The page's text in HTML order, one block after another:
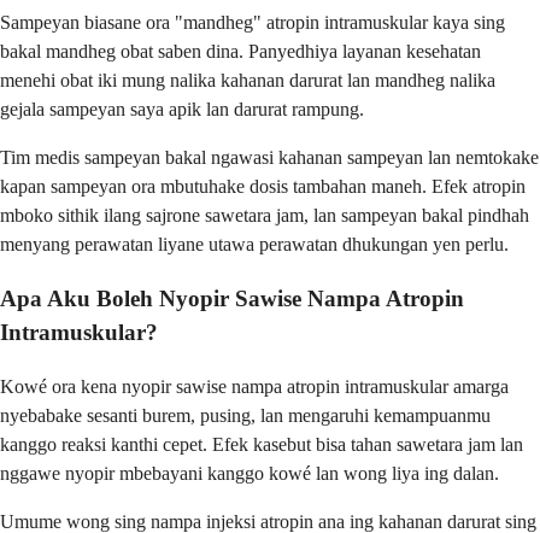
Sampeyan biasane ora "mandheg" atropin intramuskular kaya sing
bakal mandheg obat saben dina. Panyedhiya layanan kesehatan
menehi obat iki mung nalika kahanan darurat lan mandheg nalika
gejala sampeyan saya apik lan darurat rampung.
Tim medis sampeyan bakal ngawasi kahanan sampeyan lan nemtokake
kapan sampeyan ora mbutuhake dosis tambahan maneh. Efek atropin
mboko sithik ilang sajrone sawetara jam, lan sampeyan bakal pindhah
menyang perawatan liyane utawa perawatan dhukungan yen perlu.
Apa Aku Boleh Nyopir Sawise Nampa Atropin
Intramuskular?
Kowé ora kena nyopir sawise nampa atropin intramuskular amarga
nyebabake sesanti burem, pusing, lan mengaruhi kemampuanmu
kanggo reaksi kanthi cepet. Efek kasebut bisa tahan sawetara jam lan
nggawe nyopir mbebayani kanggo kowé lan wong liya ing dalan.
Umume wong sing nampa injeksi atropin ana ing kahanan darurat sing